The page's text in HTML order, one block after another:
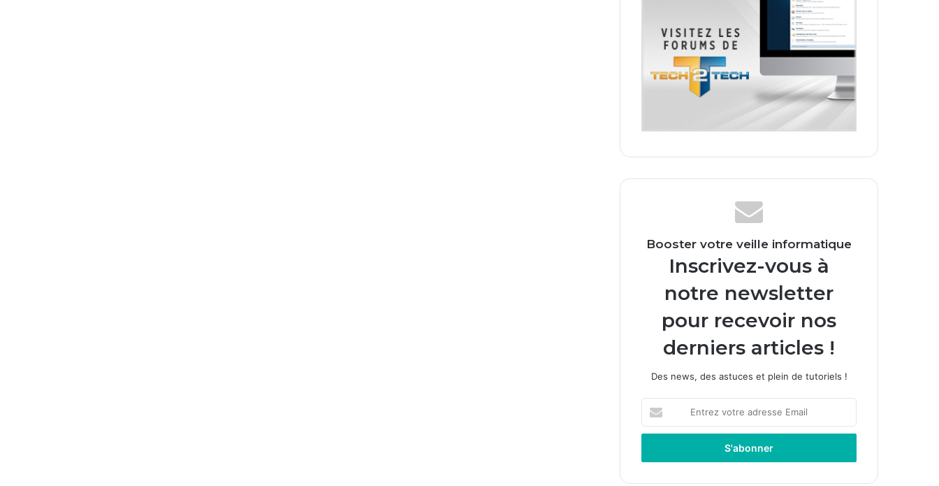
Booster votre veille informatique
Inscrivez-vous à
notre newsletter
pour recevoir nos
derniers articles !
Des news, des astuces et plein de tutoriels !
t
e